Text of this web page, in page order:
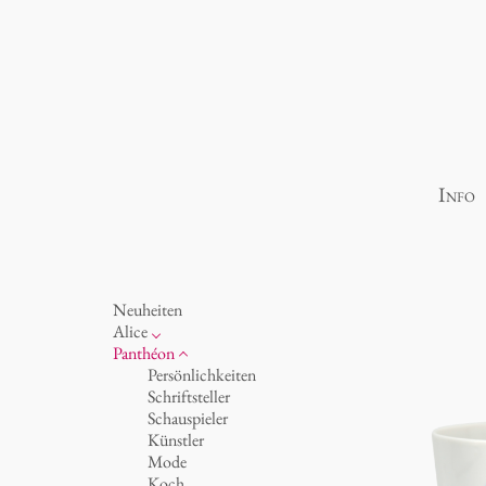
Info
Neuheiten
Alice
Porzellan
Ozean
Tassen 'Glam' weiß
Tassen - weiß
Tassen 'Glam'
Tassen 'de Luxe'
Panthéon
Persönlichkeiten
Schriftsteller
Schauspieler
Künstler
Mode